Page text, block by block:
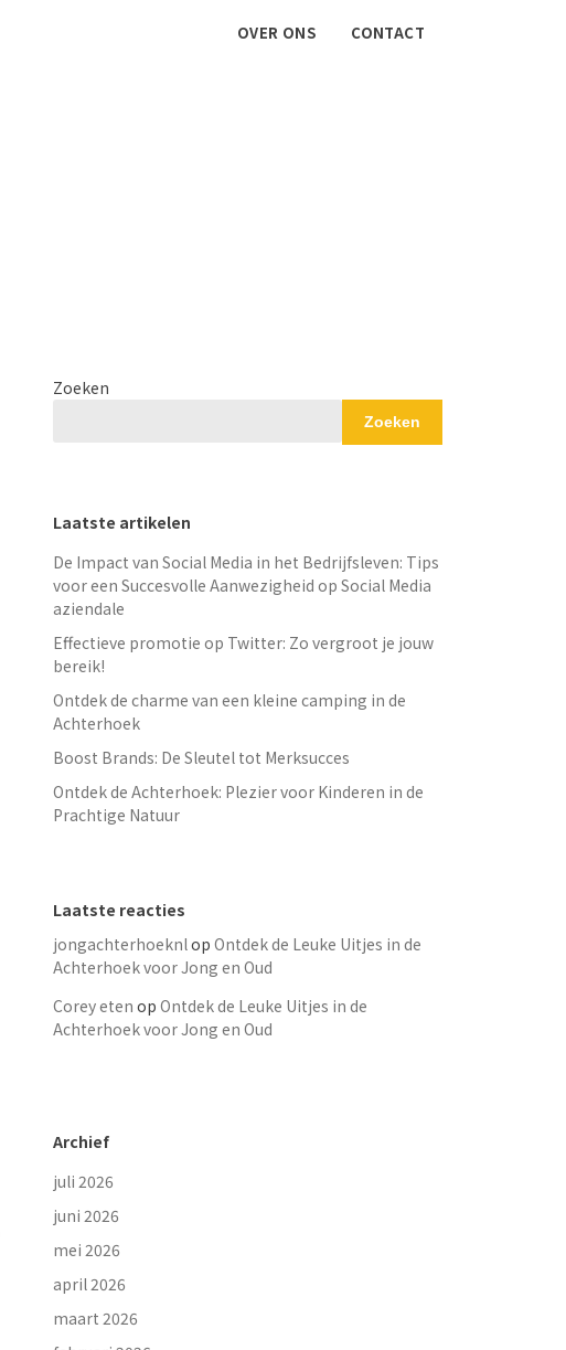
OVER ONS CONTACT
Zoeken
Zoeken
Laatste artikelen
De Impact van Social Media in het Bedrijfsleven: Tips
voor een Succesvolle Aanwezigheid op Social Media
aziendale
Effectieve promotie op Twitter: Zo vergroot je jouw
bereik!
Ontdek de charme van een kleine camping in de
Achterhoek
Boost Brands: De Sleutel tot Merksucces
Ontdek de Achterhoek: Plezier voor Kinderen in de
Prachtige Natuur
Laatste reacties
jongachterhoeknlop Ontdek de Leuke Uitjes in de
Achterhoek voor Jong en Oud
Corey eten op Ontdek de Leuke Uitjes in de
Achterhoek voor Jong en Oud
Archief
juli 2026
juni 2026
mei 2026
april 2026
maart 2026